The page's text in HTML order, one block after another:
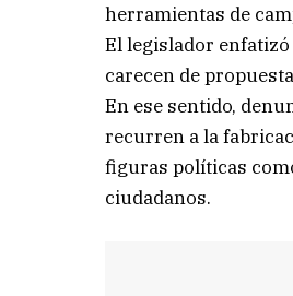
herramientas de
El legislador
carecen de
En ese sentido,
recurren a la
figuras políticas
ciudadanos.